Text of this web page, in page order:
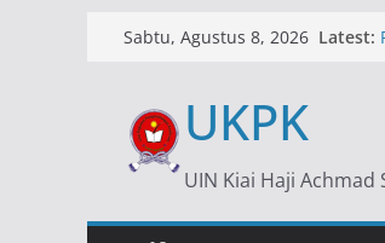
Sabtu, Agustus 8, 2026 Latest:
UKPK
UIN Kiai Haji Achmad